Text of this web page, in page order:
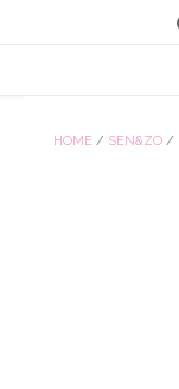
HOME / SEN&ZO /